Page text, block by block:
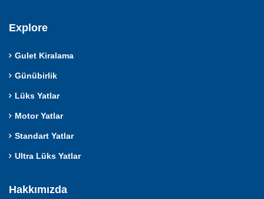
Explore
Gulet Kiralama
Günübirlik
Lüks Yatlar
Motor Yatlar
Standart Yatlar
Ultra Lüks Yatlar
Hakkımızda